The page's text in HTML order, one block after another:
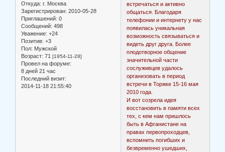
Откуда: г. Москва
Зарегистрирован: 2010-05-28
Приглашений: 0
Сообщений: 498
Уважение: +24
Позитив: +3
Пол: Мужской
Возраст: 71 [1954-11-28]
Провел на форуме:
8 дней 21 час
Последний визит:
2014-11-18 21:55:40
встречаться и активно
общаться. Благодаря
телефонии и интернету у нас
появилась уникальная
возможность связываться и
видеть друг друга. Более
плодотворное общение
значительной части
сослуживцев удалось
организовать в период
встречи в Торжке 15-16 мая
2010 года.
И вот созрела идея
восстановить в памяти всех
тех, с кем нам пришлось
быть в Афганистане на
правах первопроходцев,
вспомнить погибших и
безвременно ушедших,